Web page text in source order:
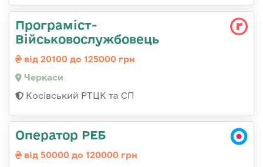
Програміст-
Військовослужбовець
від 20100 до 125000 грн
Черкаси
Косівський РТЦК та СП
Оператор РЕБ
від 50000 до 120000 грн